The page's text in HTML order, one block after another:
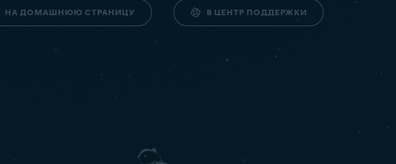
НА ДОМАШНЮЮ СТРАНИЦУ В ЦЕНТР ПОДДЕРЖКИ